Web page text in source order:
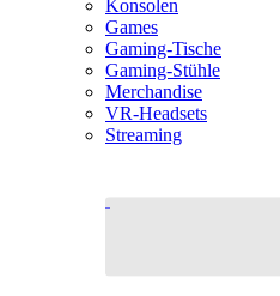
Konsolen
Games
Gaming-Tische
Gaming-Stühle
Merchandise
VR-Headsets
Streaming